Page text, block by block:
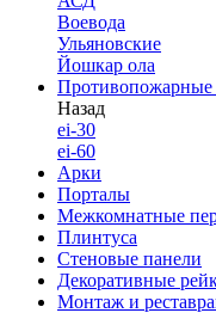
Воевода
Ульяновские
Йошкар ола
Противопожарные
Назад
ei-30
ei-60
Арки
Порталы
Межкомнатные
Плинтуса
Стеновые панели
Декоративные
Монтаж и